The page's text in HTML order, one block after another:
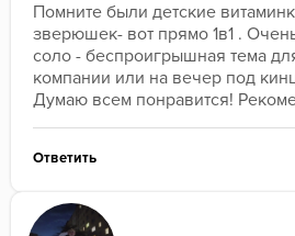
Помните были детские
зверюшек- вот прямо 1в1 .
соло - беспроигрышная тема
компании или на вечер под
Думаю всем понравится!
Ответить